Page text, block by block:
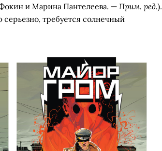
и Марина Пантелеева. — Прим. ред.).
требуется солнечный